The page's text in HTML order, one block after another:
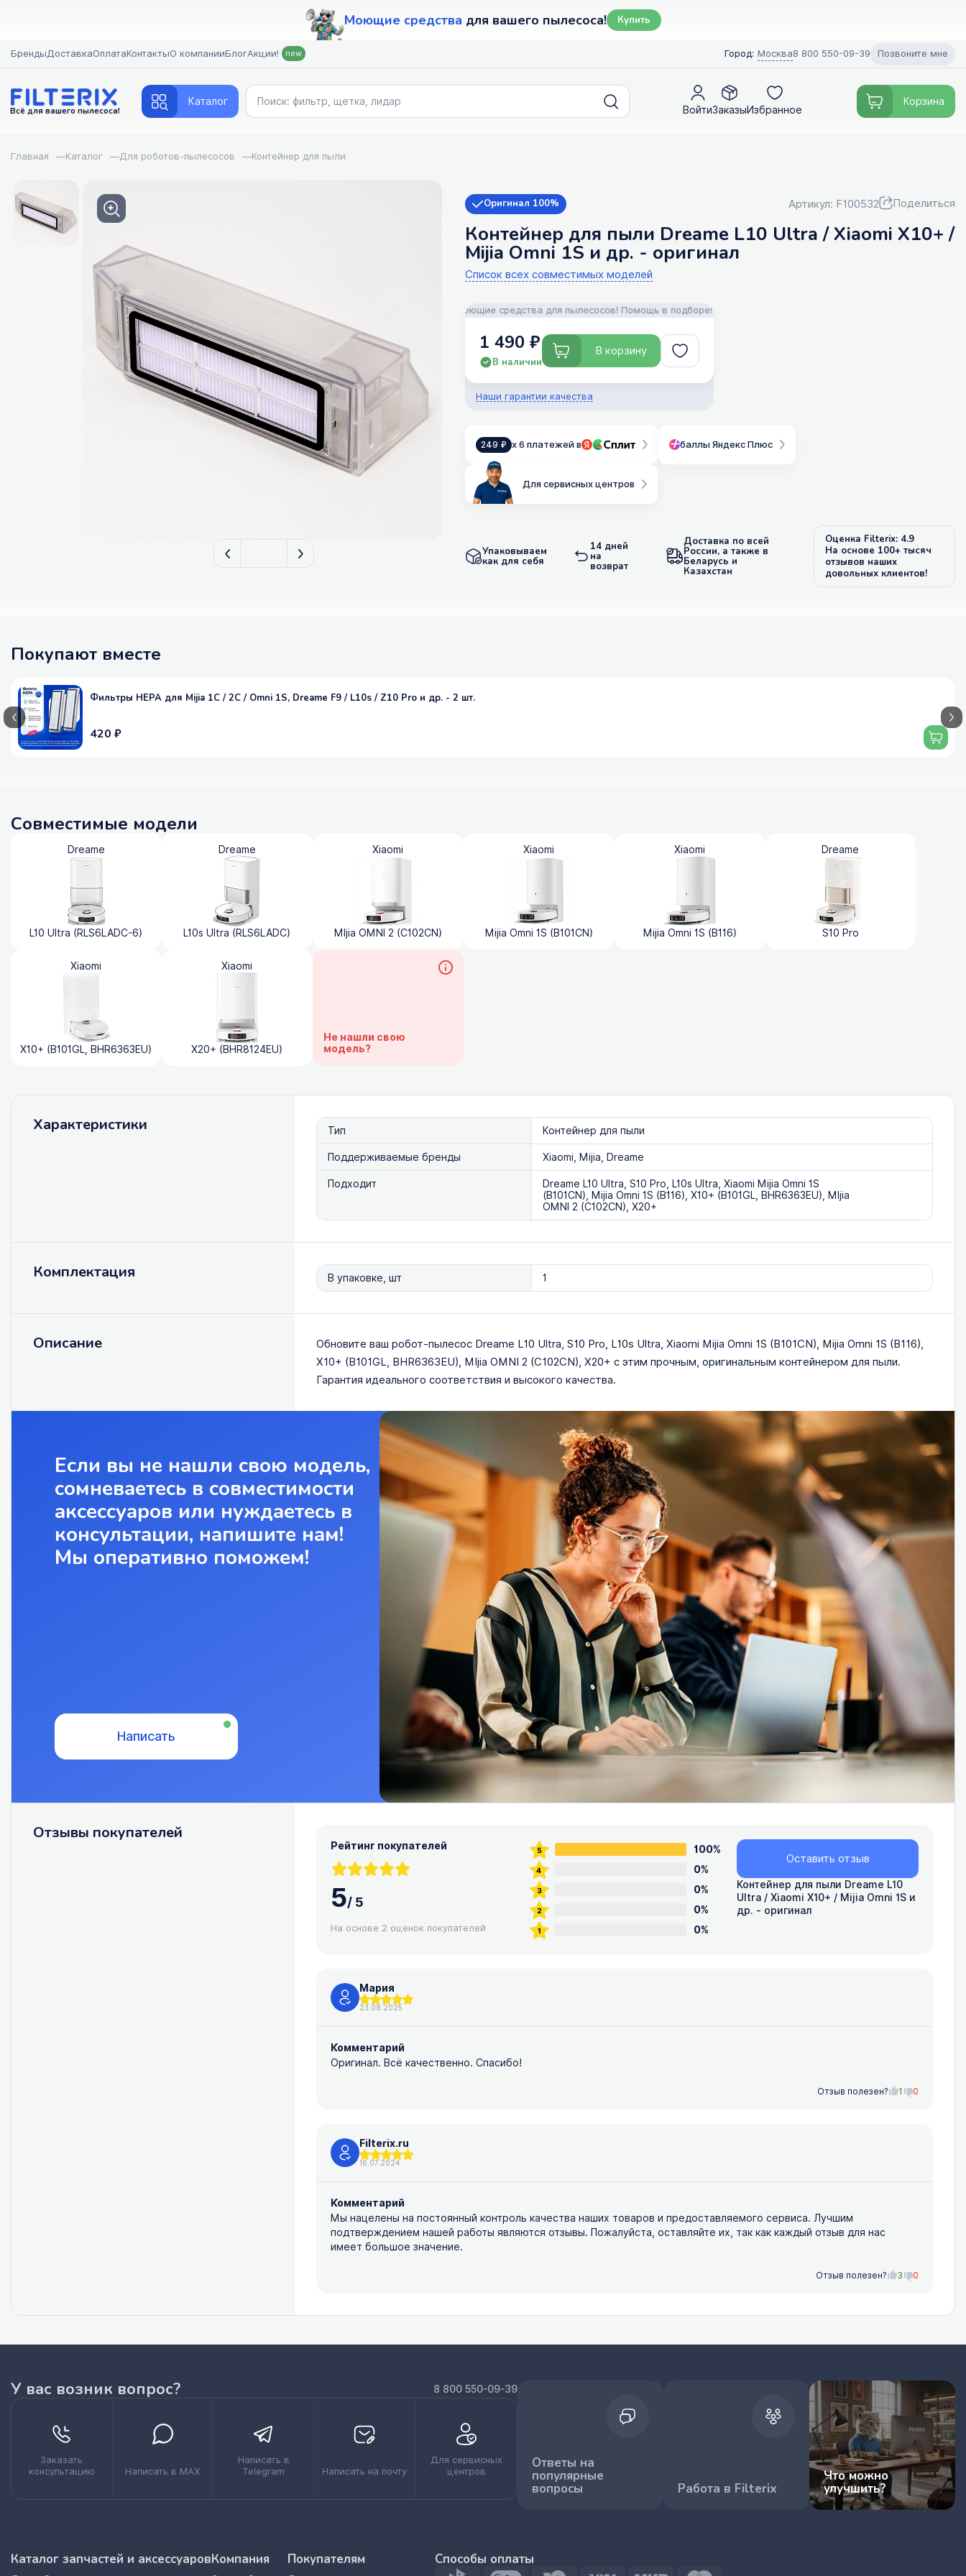
Моющие средства для вашего пылесоса! Купить
БрендыДоставкаОплатаКонтактыО компанииБлогАкции! new Город: Москва8 800 550-09-39 Позвоните мне
Всё для вашего пылесоса!
Каталог
ВойтиЗаказыИзбранное
Корзина
Главная —Каталог —Для роботов-пылесосов —Контейнер для пыли
Оригинал 100% Артикул: F100532 Поделиться
Контейнер для пыли Dreame L10 Ultra / Xiaomi X10+ /
Mijia Omni 1S и др. - оригинал
Список всех совместимых моделей
FILTERIX — Запчасти, аксессуары и моющие средства для пылесосов! Помощь в подборе! Доставка!
1 490 ₽
В наличии
В корзину
Наши гарантии качества
249 ₽ x 6 платежей в баллы Яндекс Плюс
Для сервисных центров
Упаковываем
как для себя
14 дней
на
возврат
Доставка по всей
России, а также в
Беларусь и
Казахстан
Оценка Filterix: 4.9
На основе 100+ тысяч
отзывов наших
довольных клиентов!
Покупают вместе
Фильтры HEPA для Mijia 1C / 2C / Omni 1S, Dreame F9 / L10s / Z10 Pro и др. - 2 шт.
420 ₽
Совместимые модели
Dreame
L10 Ultra (RLS6LADC-6)
Dreame
L10s Ultra (RLS6LADC)
Xiaomi
MIjia OMNI 2 (C102CN)
Xiaomi
Mijia Omni 1S (B101CN)
Xiaomi
Mijia Omni 1S (B116)
Dreame
S10 Pro
Xiaomi
X10+ (B101GL, BHR6363EU)
Xiaomi
X20+ (BHR8124EU)
Не нашли свою
модель?
Характеристики Тип
Контейнер для пыли
Поддерживаемые бренды
Xiaomi, Mijia, Dreame
Подходит
Dreame L10 Ultra, S10 Pro, L10s Ultra, Xiaomi Mijia Omni 1S
(B101CN), Mijia Omni 1S (B116), X10+ (B101GL, BHR6363EU), MIjia
OMNI 2 (C102CN), X20+
Комплектация В упаковке, шт 1
Описание
Обновите ваш робот-пылесос Dreame L10 Ultra, S10 Pro, L10s Ultra, Xiaomi Mijia Omni 1S (B101CN), Mijia Omni 1S (B116),
X10+ (B101GL, BHR6363EU), MIjia OMNI 2 (C102CN), X20+ с этим прочным, оригинальным контейнером для пыли.
Гарантия идеального соответствия и высокого качества.
Если вы не нашли свою модель,
сомневаетесь в совместимости
аксессуаров или нуждаетесь в
консультации, напишите нам!
Мы оперативно поможем!
Написать
Отзывы покупателей
Рейтинг покупателей
5/5
На основе 2 оценок покупателей
100%
0%
0%
0%
0%
Контейнер для пыли Dreame L10
Ultra / Xiaomi X10+ / Mijia Omni 1S и
др. - оригинал
Оставить отзыв
Мария
23.08.2025
Комментарий
Оригинал. Всё качественно. Спасибо!
Отзыв полезен? 1 0
Filterix.ru
16.07.2024
Комментарий
Мы нацелены на постоянный контроль качества наших товаров и предоставляемого сервиса. Лучшим
подтверждением нашей работы являются отзывы. Пожалуйста, оставляйте их, так как каждый отзыв для нас
имеет большое значение.
Отзыв полезен? 3 0
У вас возник вопрос? 8 800 550-09-39
Заказать
консультацию
Написать в MAX
Написать в
Telegram
Написать на почту
Для сервисных
центров
Ответы на
популярные
вопросы Работа в Filterix
Что можно
улучшить?
Каталог запчастей и аксессуаровКомпания Покупателям Способы оплаты